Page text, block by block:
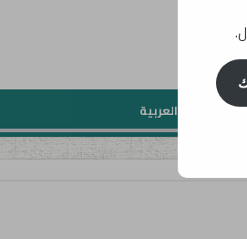
تعليم اللغة العربية